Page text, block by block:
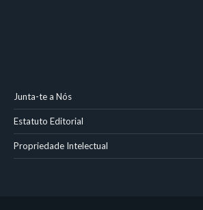
Junta-te a Nós
Estatuto Editorial
Propriedade Intelectual